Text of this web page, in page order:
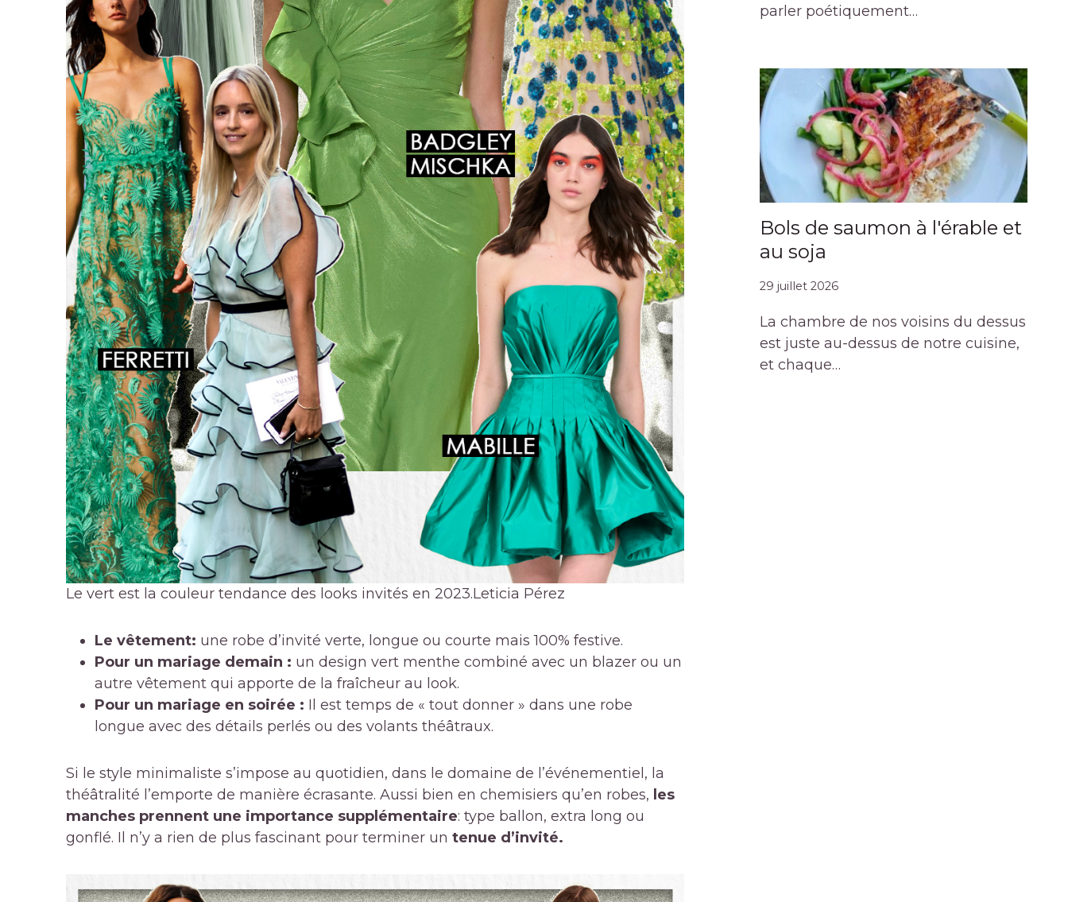
Le vert est la couleur tendance des looks invités en 2023.Leticia Pérez
Le vêtement: une robe d’invité verte, longue ou courte mais 100% festive.
Pour un mariage demain : un design vert menthe combiné avec un blazer ou un
autre vêtement qui apporte de la fraîcheur au look.
Pour un mariage en soirée : Il est temps de « tout donner » dans une robe
longue avec des détails perlés ou des volants théâtraux.
Si le style minimaliste s’impose au quotidien, dans le domaine de l’événementiel, la
théâtralité l’emporte de manière écrasante. Aussi bien en chemisiers qu’en robes, les
manches prennent une importance supplémentaire: type ballon, extra long ou
gonflé. Il n’y a rien de plus fascinant pour terminer un tenue d’invité.
parler poétiquement…
Bols de saumon à l'érable et
au soja
29 juillet 2026
La chambre de nos voisins du dessus
est juste au-dessus de notre cuisine,
et chaque…